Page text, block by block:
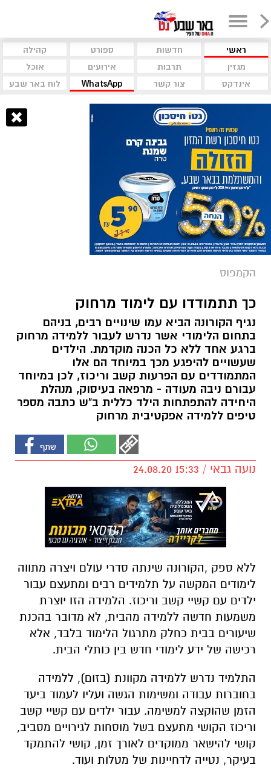
ראשי חדשות ספורט
קהילה
מגזין
תרבות אירועים
אוכל
אינדקס
צור קשר WhatsApp לוח באר שבע
הקמפוס
כך תתמודדו עם לימוד מרחוק
נגיף הקורונה הביא עמו שינויים רבים, בניהם
בתחום הלימודי אשר נדרש לעבור ללמידה מרחוק
ברגע אחד ללא כל הכנה מוקדמת. הילדים
שעשויים להיפגע מכך במיוחד הם אלו
המתמודדים עם הפרעות קשב וריכוז, לכן במיוחד
עבורם ניבה מעודה - מרפאה בעיסוק, מנהלת
היחידה להתפתחות הילד כללית ב"ש כתבה מספר
טיפים ללמידה אפקטיבית מרחוק
נועה גבאי / 15:33 24.08.20
ללא ספק ,הקורונה שינתה סדרי עולם ויצרה מתווה
לימודים המקשה על תלמידים רבים ומתעצם עבור
ילדים עם קשיי קשב וריכוז. הלמידה הזו יוצרת
משמעות חדשה ללמידה מהבית, לא מדובר בהכנת
שיעורים בבית כחלק מתרגול הלימוד בלבד, אלא
רכישה של ידע לימודי חדש בין כותלי הבית.
התלמיד נדרש ללמידה מקוונת (בזום), ללמידה
בחוברות עבודה ומשימות הגשה ועליו לעמוד ביעד
הזמן שהוקצה למשימה. עבור ילדים עם קשיי קשב
וריכוז הקושי מתעצם בשל מוסחות לגירויים מסביב,
קושי להישאר ממוקדים לאורך זמן, קושי להתמקד
בעיקר, נטייה לדחיינות של מטלות ועוד.